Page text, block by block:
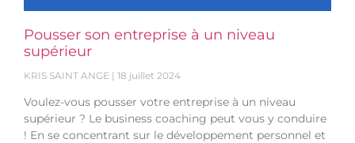
Pousser son entreprise à un niveau
supérieur
KRIS SAINT ANGE 18 juillet 2024
Voulez-vous pousser votre entreprise à un niveau
supérieur ? Le business coaching peut vous y conduire
! En se concentrant sur le développement personnel et